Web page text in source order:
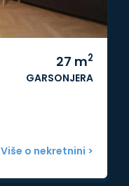
27 m2
GARSONJERA
Više o nekretnini >